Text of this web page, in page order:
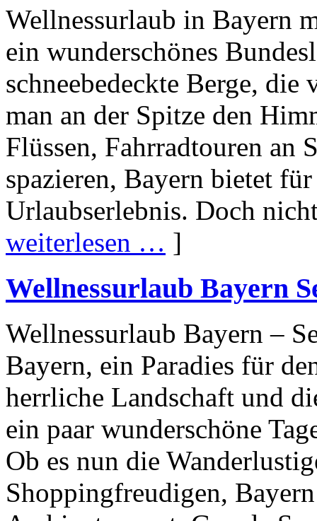
Wellnessurlaub in Bayern
ein wunderschönes
schneebedeckte Berge, die
man an der Spitze den
Flüssen, Fahrradtouren an
spazieren, Bayern bietet für
Urlaubserlebnis. Doch
weiterlesen … ]
Wellnessurlaub Bayern
Wellnessurlaub Bayern –
Bayern, ein Paradies für
herrliche Landschaft und
ein paar wunderschöne
Ob es nun die
Shoppingfreudigen,